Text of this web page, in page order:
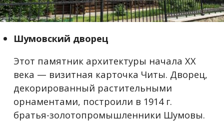
Шумовский дворец
Этот памятник архитектуры начала XX
века — визитная карточка Читы. Дворец,
декорированный растительными
орнаментами, построили в 1914 г.
братья-золотопромышленники Шумовы.